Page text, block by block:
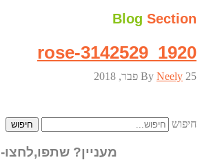
Blog Section
rose-3142529_1920
By Neely 25 פבר, 2018
חיפוש חיפוש
מעניין? שתפו,לחצו-like